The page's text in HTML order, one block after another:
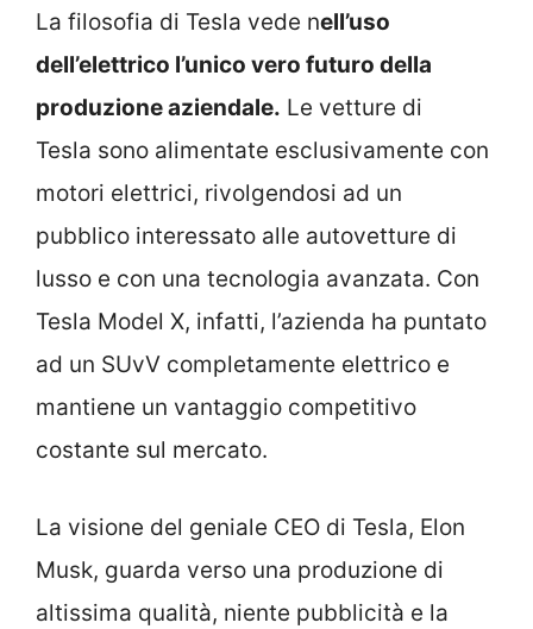
La filosofia di Tesla vede nell’uso
dell’elettrico l’unico vero futuro della
produzione aziendale. Le vetture di
Tesla sono alimentate esclusivamente con
motori elettrici, rivolgendosi ad un
pubblico interessato alle autovetture di
lusso e con una tecnologia avanzata. Con
Tesla Model X, infatti, l’azienda ha puntato
ad un SUvV completamente elettrico e
mantiene un vantaggio competitivo
costante sul mercato.
La visione del geniale CEO di Tesla, Elon
Musk, guarda verso una produzione di
altissima qualità, niente pubblicità e la